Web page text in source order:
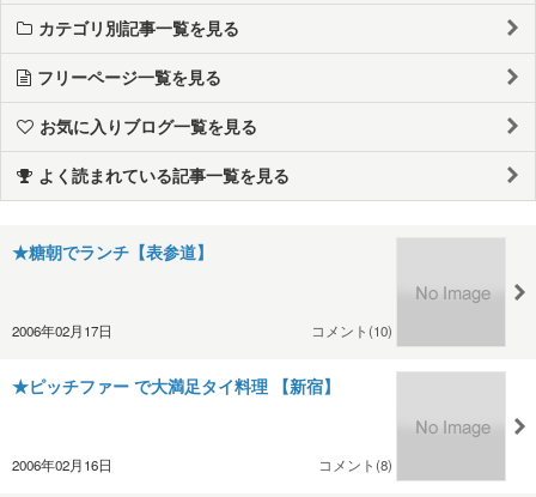
カテゴリ別記事一覧を見る
フリーページ一覧を見る
お気に入りブログ一覧を見る
よく読まれている記事一覧を見る
★糖朝でランチ【表参道】
2006年02月17日 コメント(10)
★ピッチファー で大満足タイ料理 【新宿】
2006年02月16日 コメント(8)